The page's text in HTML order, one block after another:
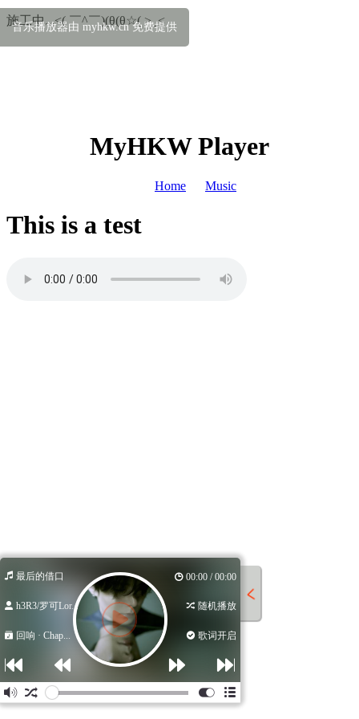
施工中...<( ￣^￣)(θ(θ☆( >_<
MyHKW Player
Home Music
This is a test
最后的借口 00:00 / 00:00
h3R3/罗可Lor... 随机播放
回响 · Chap... 歌词开启
音乐播放器由 myhkw.cn 免费提供